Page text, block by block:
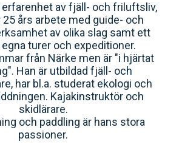
erfarenhet av fjäll- och friluftsliv,
års arbete med guide- och
av olika slag samt ett
turer och expeditioner.
från Närke men är "i hjärtat
Han är utbildad fjäll- och
har bl.a. studerat ekologi och
Kajakinstruktör och
skidlärare.
och paddling är hans stora
passioner.